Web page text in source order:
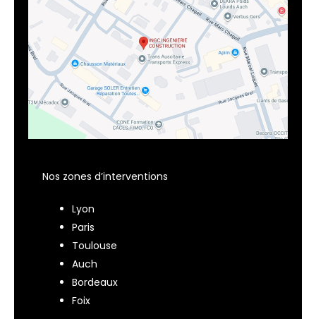
Nos zones d’interventions
Lyon
Paris
Toulouse
Auch
Bordeaux
Foix